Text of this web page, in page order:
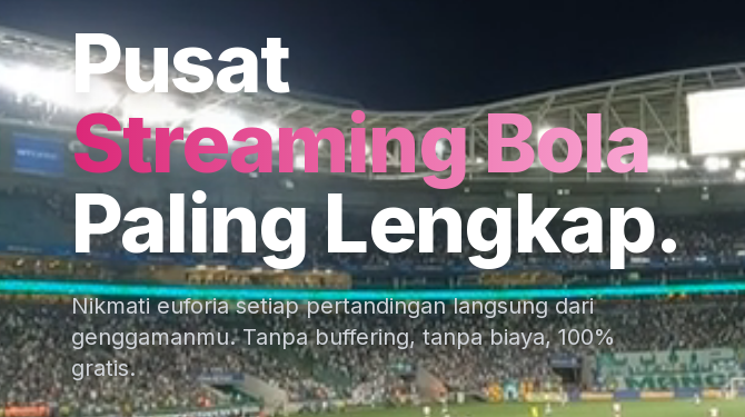
Pusat
Streaming Bola
Paling Lengkap.
Nikmati euforia setiap pertandingan langsung dari
genggamanmu. Tanpa buffering, tanpa biaya, 100%
gratis.